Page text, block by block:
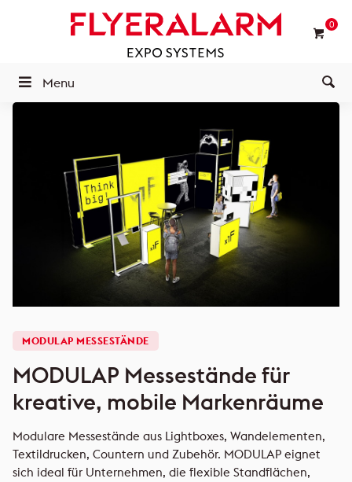
0
Menu
MODULAP MESSESTÄNDE
MODULAP Messestände für
kreative, mobile Markenräume
Modulare Messestände aus Lightboxes, Wandelementen,
Textildrucken, Countern und Zubehör. MODULAP eignet
sich ideal für Unternehmen, die flexible Standflächen,